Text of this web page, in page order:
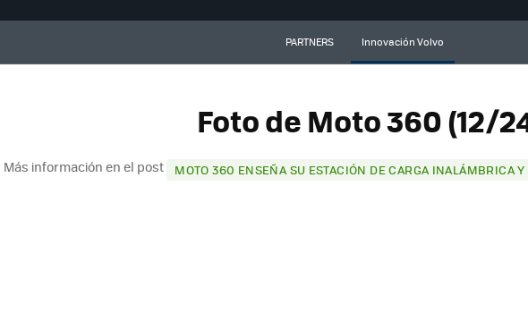
PARTNERS Innovación Volvo
Foto de Moto 360 (12/
Más información en el post MOTO 360 ENSEÑA SU ESTACIÓN DE CARGA INALÁMBRICA